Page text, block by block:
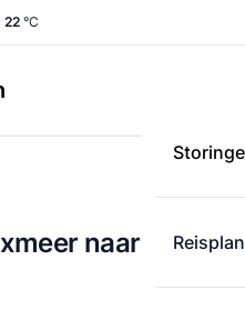
22 °C
naar